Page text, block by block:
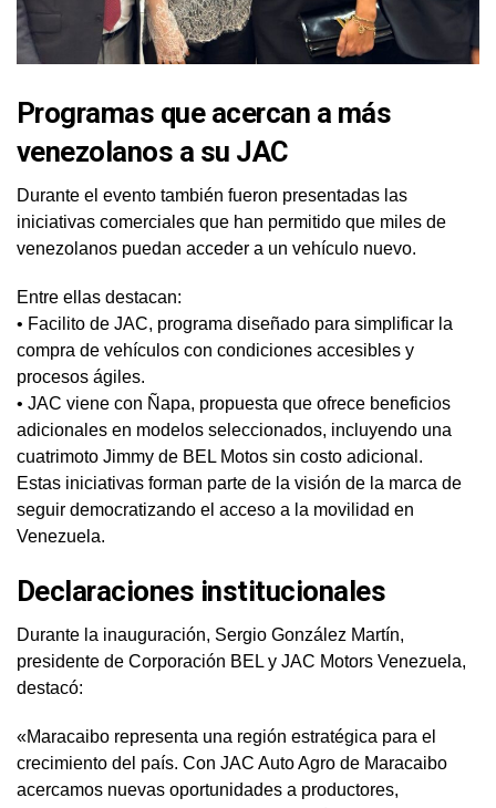
Programas que acercan a más
venezolanos a su JAC
Durante el evento también fueron presentadas las
iniciativas comerciales que han permitido que miles de
venezolanos puedan acceder a un vehículo nuevo.
Entre ellas destacan:
• Facilito de JAC, programa diseñado para simplificar la
compra de vehículos con condiciones accesibles y
procesos ágiles.
• JAC viene con Ñapa, propuesta que ofrece beneficios
adicionales en modelos seleccionados, incluyendo una
cuatrimoto Jimmy de BEL Motos sin costo adicional.
Estas iniciativas forman parte de la visión de la marca de
seguir democratizando el acceso a la movilidad en
Venezuela.
Declaraciones institucionales
Durante la inauguración, Sergio González Martín,
presidente de Corporación BEL y JAC Motors Venezuela,
destacó:
«Maracaibo representa una región estratégica para el
crecimiento del país. Con JAC Auto Agro de Maracaibo
acercamos nuevas oportunidades a productores,